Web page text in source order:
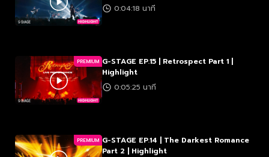
0:04:18 นาที
PREMIUM G-STAGE EP.15 | Retrospect Part 1 |
Highlight
0:05:25 นาที
PREMIUM G-STAGE EP.14 | The Darkest Romance
Part 2 | Highlight